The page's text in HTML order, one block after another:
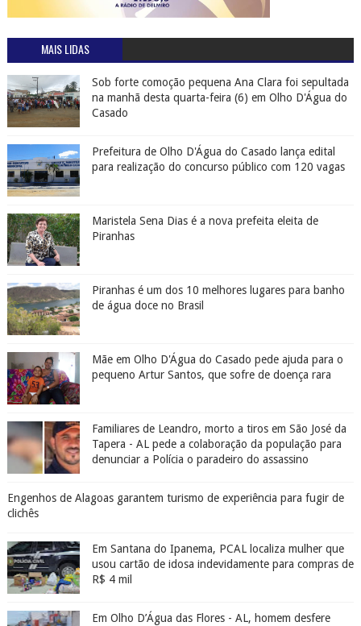
MAIS LIDAS
Sob forte comoção pequena Ana Clara foi sepultada
na manhã desta quarta-feira (6) em Olho D'Água do
Casado
Prefeitura de Olho D'Água do Casado lança edital
para realização do concurso público com 120 vagas
Maristela Sena Dias é a nova prefeita eleita de
Piranhas
Piranhas é um dos 10 melhores lugares para banho
de água doce no Brasil
Mãe em Olho D'Água do Casado pede ajuda para o
pequeno Artur Santos, que sofre de doença rara
Familiares de Leandro, morto a tiros em São José da
Tapera - AL pede a colaboração da população para
denunciar a Polícia o paradeiro do assassino
Engenhos de Alagoas garantem turismo de experiência para fugir de
clichês
Em Santana do Ipanema, PCAL localiza mulher que
usou cartão de idosa indevidamente para compras de
R$ 4 mil
Em Olho D’Água das Flores - AL, homem desfere